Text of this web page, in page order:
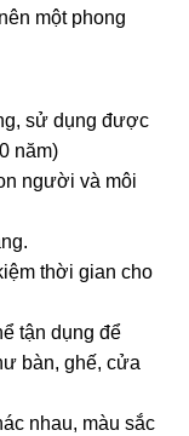
một phong
sử dụng được
năm)
người và môi
thời gian cho
tận dụng để
bàn, ghế, cửa
nhau, màu sắc